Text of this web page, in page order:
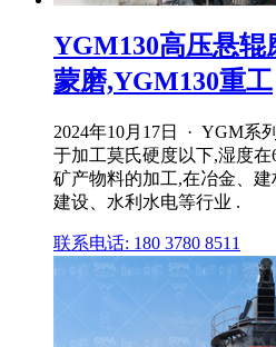
YGM130高压悬辊
蒙磨,YGM130重工
2024年10月17日 · YGM系
于加工莫氏硬度以下,湿度
矿产物料的加工,在冶金、
建设、水利水电等行业 .
联系电话: 180 3780 8511